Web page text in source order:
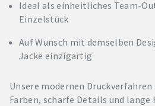
Ideal als einheitliches Team-
Einzelstück
Auf Wunsch mit demselben
Jacke einzigartig
Unsere modernen
Farben, scharfe Details und